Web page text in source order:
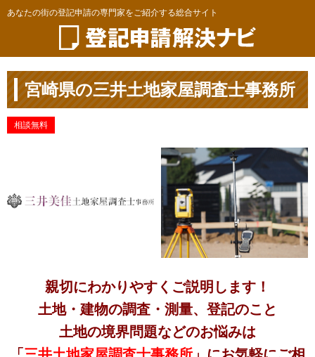
あなたの街の登記申請の専門家をご紹介する総合サイト
宮崎県の三井土地家屋調査士事務所
相談無料
親切にわかりやすくご説明します！
土地・建物の調査・測量、登記のこと
土地の境界問題などのお悩みは